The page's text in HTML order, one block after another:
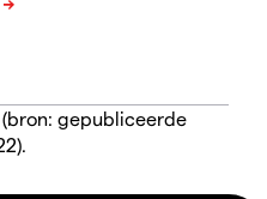
gepubliceerde